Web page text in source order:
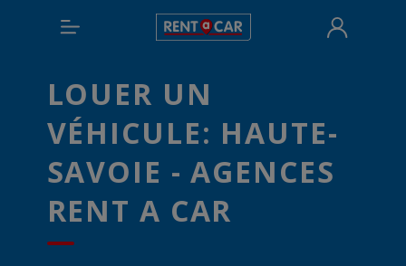
LOUER UN
VÉHICULE: HAUTE-
SAVOIE - AGENCES
RENT A CAR